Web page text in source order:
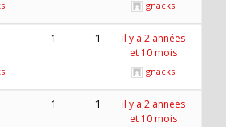
gnacks
1 1
il y a 2 années
et 10 mois
gnacks
1 1
il y a 2 années
et 10 mois